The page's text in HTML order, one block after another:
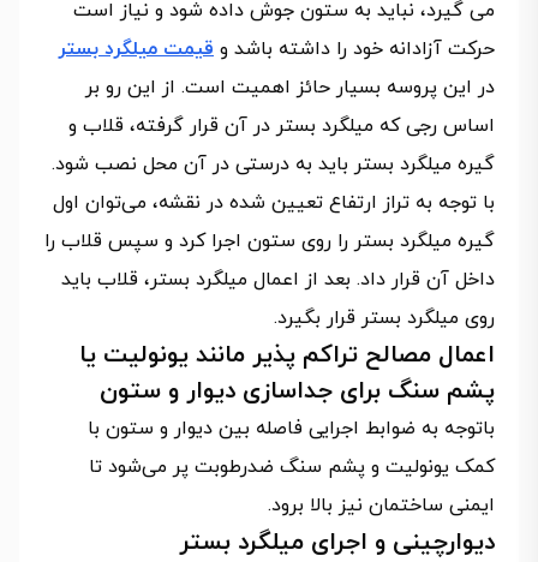
می گیرد، نباید به ستون جوش داده شود و نیاز است
حرکت آزادانه خود را داشته باشد و قیمت میلگرد بستر
در این پروسه بسیار حائز اهمیت است. از این رو بر
اساس رجی که میلگرد بستر در آن قرار گرفته، قلاب و
گیره میلگرد بستر باید به درستی در آن محل نصب شود.
با توجه به تراز ارتفاع تعیین شده در نقشه، می‌توان اول
گیره میلگرد بستر را روی ستون اجرا کرد و سپس قلاب را
داخل آن قرار داد. بعد از اعمال میلگرد بستر، قلاب باید
روی میلگرد بستر قرار بگیرد.
اعمال مصالح تراکم پذیر مانند یونولیت یا
پشم سنگ برای جداسازی دیوار و ستون
باتوجه به ضوابط اجرایی فاصله بین دیوار و ستون با
کمک یونولیت و پشم سنگ ضدرطوبت پر می‌شود تا
ایمنی ساختمان نیز بالا برود.
دیوارچینی و اجرای میلگرد بستر